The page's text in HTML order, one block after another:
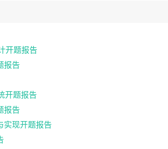
开题报告
报告
开题报告
报告
实现开题报告